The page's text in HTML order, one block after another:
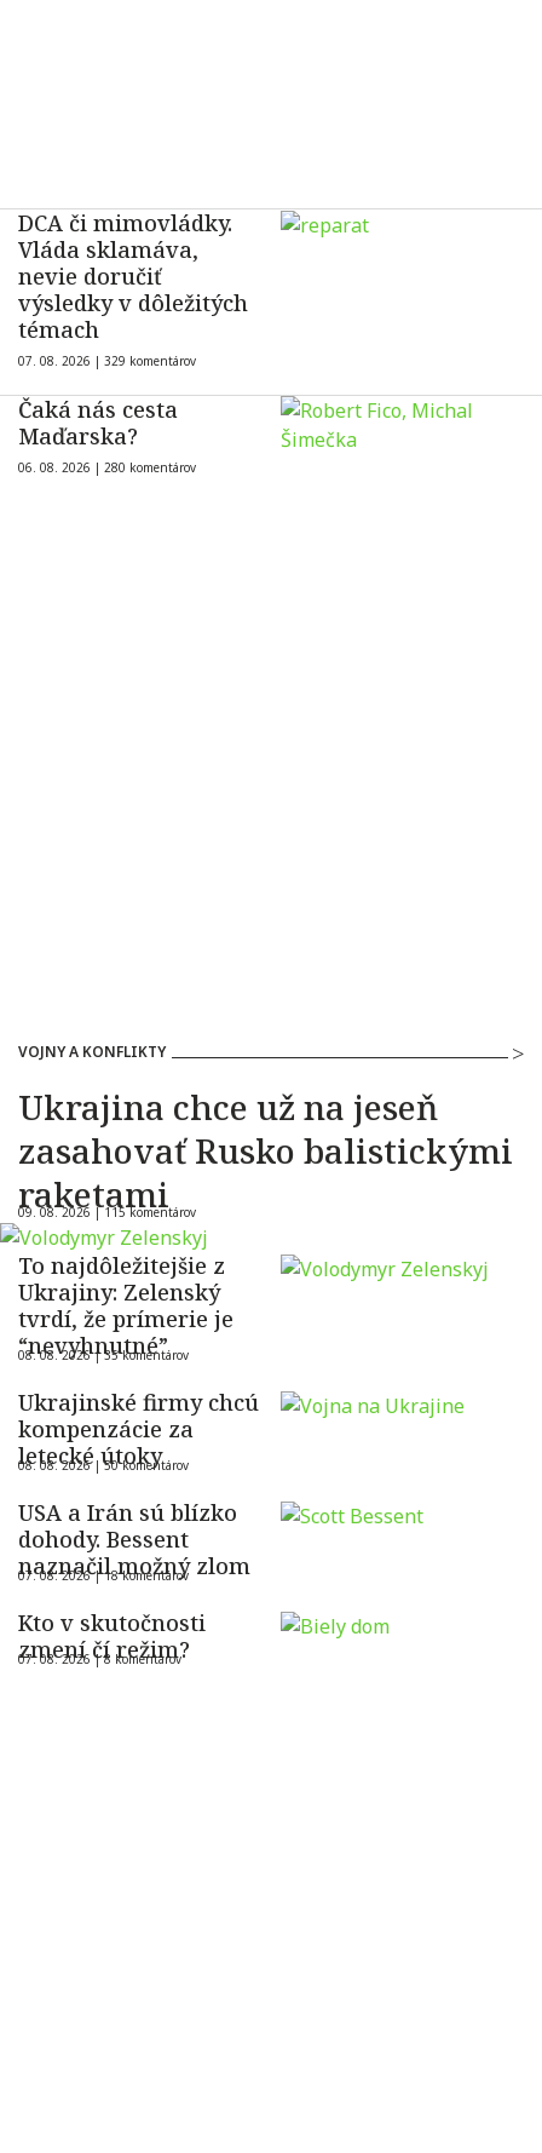
DCA či mimovládky.
Vláda sklamáva,
nevie doručiť
výsledky v dôležitých
témach
07. 08. 2026 | 329 komentárov
Čaká nás cesta
Maďarska?
06. 08. 2026 | 280 komentárov
VOJNY A KONFLIKTY
Ukrajina chce už na jeseň
zasahovať Rusko balistickými
raketami
09. 08. 2026 |115 komentárov
To najdôležitejšie z
Ukrajiny: Zelenský
tvrdí, že prímerie je
“nevyhnutné”
08. 08. 2026 |35 komentárov
Ukrajinské firmy chcú
kompenzácie za
letecké útoky
08. 08. 2026 |50 komentárov
USA a Irán sú blízko
dohody. Bessent
naznačil možný zlom
07. 08. 2026 |18 komentárov
Kto v skutočnosti
zmení čí režim?
07. 08. 2026 |8 komentárov